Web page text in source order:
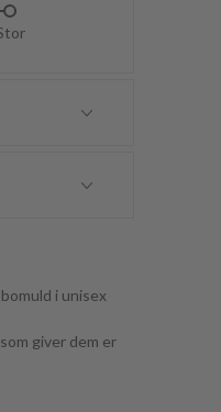
i unisex
giver dem er